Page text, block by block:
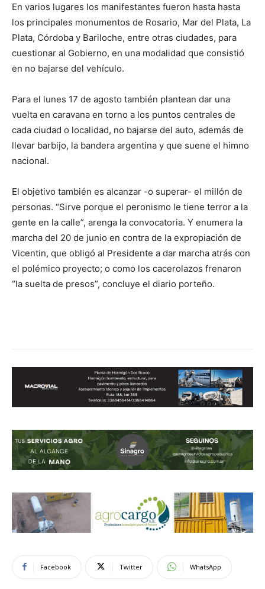
En varios lugares los manifestantes fueron hasta hasta
los principales monumentos de Rosario, Mar del Plata, La
Plata, Córdoba y Bariloche, entre otras ciudades, para
cuestionar al Gobierno, en una modalidad que consistió
en no bajarse del vehículo.
Para el lunes 17 de agosto también plantean dar una
vuelta en caravana en torno a los puntos centrales de
cada ciudad o localidad, no bajarse del auto, además de
llevar barbijo, la bandera argentina y que suene el himno
nacional.
El objetivo también es alcanzar -o superar- el millón de
personas. “Sirve porque el peronismo le tiene terror a la
gente en la calle”, arenga la convocatoria. Y enumera la
marcha del 20 de junio en contra de la expropiación de
Vicentin, que obligó al Presidente a dar marcha atrás con
el polémico proyecto; o como los cacerolazos frenaron
“la suelta de presos”, concluye el diario porteño.
Facebook Twitter WhatsApp